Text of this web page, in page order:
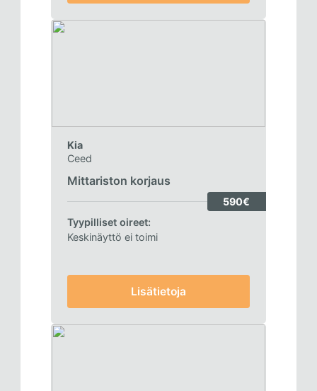
Kia
Ceed
Mittariston korjaus
590€
Tyypilliset oireet:
Keskinäyttö ei toimi
Lisätietoja